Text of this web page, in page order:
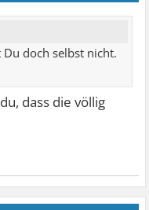
doch selbst nicht.
dass die völlig